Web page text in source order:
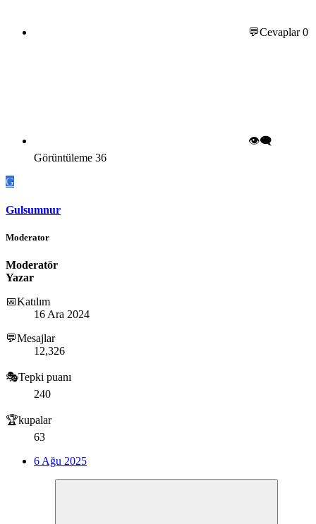
💬Cevaplar0
👁️‍🗨️
Görüntüleme 36
G
Gulsumnur
Moderator
Moderatör
Yazar
📅Katılım
16 Ara 2024
💬Mesajlar
12,326
🎭Tepki puanı
240
🏆kupalar
63
6 Ağu 2025